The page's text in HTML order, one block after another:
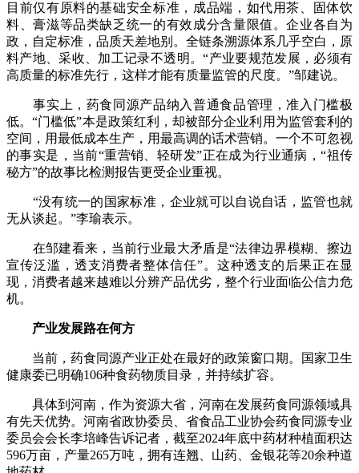
目前仅有原料的基础安全标准，成品端，如代用茶、固体饮
料、膏滋等品类缺乏统一的有效成分含量限值。企业各自为
政，自定标准，品质天差地别。全链条溯源体系几乎空白，原
料产地、采收、加工记录不透明。“产业要规范发展，必须有
高质量的标准先行，这样才能有质量监管的尺度。”邹建说。
事实上，药食同源产品纳入普通食品管理，准入门槛极
低。“门槛低”本是政策红利，却被部分企业利用为监管套利的
空间，用最低成本生产，用最高调的话术营销。一个不可忽视
的事实是，当前“重营销、轻研发”正在成为行业通病，“祖传
秘方”的故事比检测报告更受企业重视。
“没有统一的国家标准，企业就可以自说自话，监管也就
无从谈起。”李瑜表示。
在邹建看来，当前行业最大矛盾是“法律边界模糊、擦边
宣传泛滥，透支消费者整体信任”。这种透支的后果正在显
现，消费者越来越难以分辨产品优劣，整个行业面临公信力危
机。
产业发展路在何方
当前，药食同源产业正处在最好的政策窗口期。国家卫生
健康委已明确106种食药物质目录，并持续扩容。
具体到河南，作为资源大省，河南在发展药食同源领域具
有先天优势。河南省政协委员、省食品工业协会药食同源专业
委员会会长李培峰告诉记者，截至2024年底中药材种植面积达
596万亩，产量265万吨，拥有连翘、山药、金银花等20余种道